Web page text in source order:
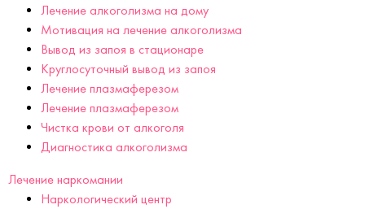
Лечение алкоголизма на дому
Мотивация на лечение алкоголизма
Вывод из запоя в стационаре
Круглосуточный вывод из запоя
Лечение плазмаферезом
Лечение плазмаферезом
Чистка крови от алкоголя
Диагностика алкоголизма
Лечение наркомании
Наркологический центр